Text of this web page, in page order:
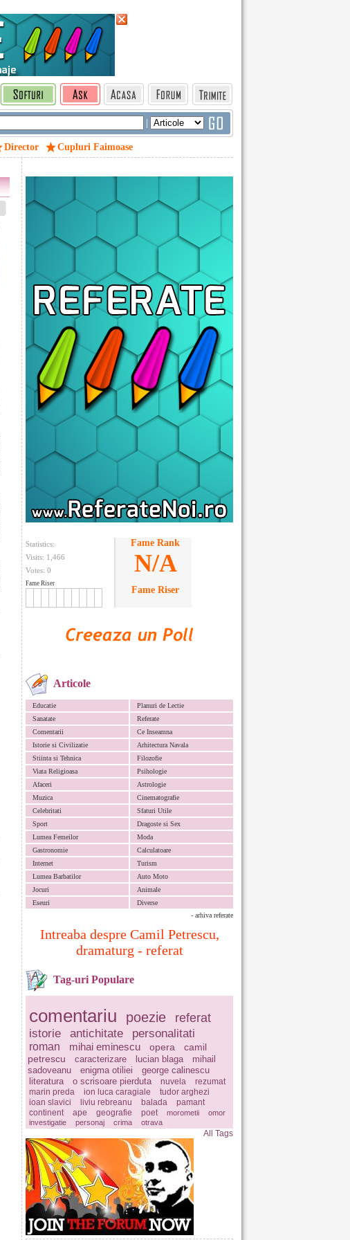
|
Director Cupluri Faimoase
Statistics:
Visits: 1,466
Votes: 0
Fame Riser
Fame Rank
N/A
Fame Riser
Articole
Educatie
Planuri de Lectie
Sanatate
Referate
Comentarii
Ce Inseamna
Istorie si Civilizatie
Arhitectura Navala
Stiinta si Tehnica
Filozofie
Viata Religioasa
Psihologie
Afaceri
Astrologie
Muzica
Cinematografie
Celebritati
Sfaturi Utile
Sport
Dragoste si Sex
Lumea Femeilor
Moda
Gastronomie
Calculatoare
Internet
Turism
Lumea Barbatilor
Auto Moto
Jocuri
Animale
Eseuri
Diverse
- arhiva referate
Intreaba despre Camil Petrescu,
dramaturg - referat
Tag-uri Populare
comentariu poezie referat
istorie antichitate personalitati
roman mihai eminescu opera
camil
petrescu
caracterizare lucian blaga
mihail
sadoveanu
enigma otiliei
george calinescu
literatura
o scrisoare pierduta nuvela
rezumat
marin preda
ion luca caragiale
tudor arghezi
ioan slavici
liviu rebreanu balada
pamant
continent
ape geografie poet morometii
omor
investigatie
personaj crima otrava
All Tags